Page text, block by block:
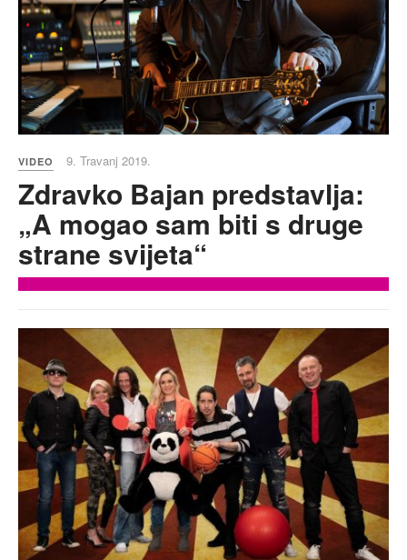
VIDEO 9. Travanj 2019.
Zdravko Bajan predstavlja:
„A mogao sam biti s druge
strane svijeta“